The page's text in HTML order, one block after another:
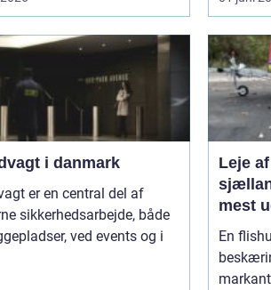
i danmark
er en central del af
sikkerhedsarbejde, både
ved events og i
Leje
sjællands
mest
En